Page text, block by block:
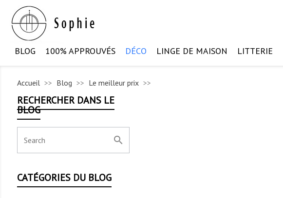
BLOG 100% APPROUVÉS DÉCO LINGE DE MAISON LITTERIE
Accueil Blog Le meilleur prix
RECHERCHER DANS LE
BLOG
search
CATÉGORIES DU BLOG